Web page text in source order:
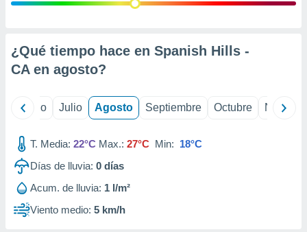
e
mediante
de
1199
¿Qué tiempo hace en Spanish Hills -
CA en agosto?
Junio Julio Agosto Septiembre Octubre
T. Media: 22°C Max.: 27°C Min: 18°C
Días de lluvia: 0 días
Acum. de lluvia: 1 l/m²
Viento medio: 5 km/h